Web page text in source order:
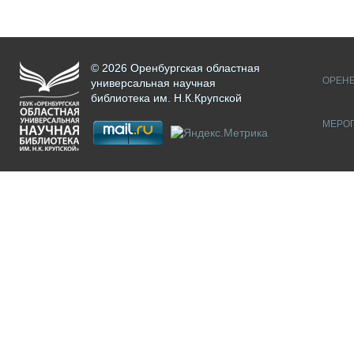
© 2026 Оренбургская областная
универсальная научная
библиотека им. Н.К.Крупской